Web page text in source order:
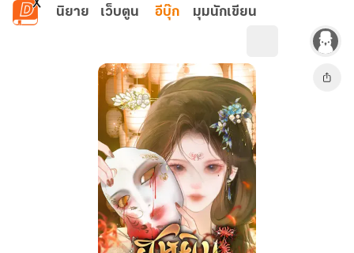
ข้ามไปยังเนื้อหาหลัก
นิยาย เว็บตูน อีบุ๊ก มุมนักเขียน